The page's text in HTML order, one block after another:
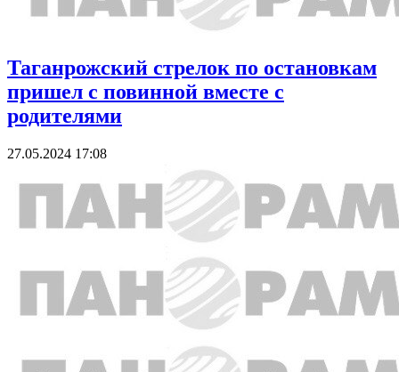
Таганрожский стрелок по остановкам
пришел с повинной вместе с
родителями
27.05.2024 17:08